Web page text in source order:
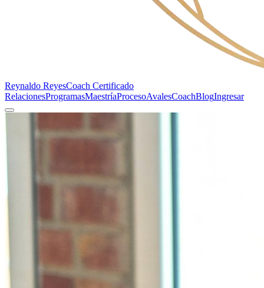
Reynaldo ReyesCoach Certificado
RelacionesProgramasMaestríaProcesoAvalesCoachBlogIngresar